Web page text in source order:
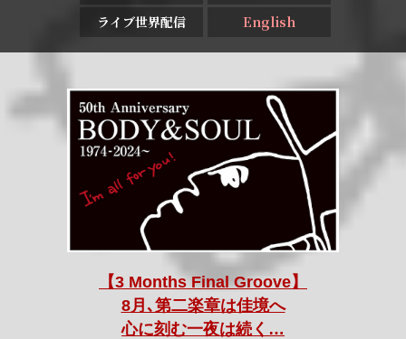
ライブ世界配信
English
【3 Months Final Groove】
8月､第二楽章は佳境へ
心に刻む一夜は続く…